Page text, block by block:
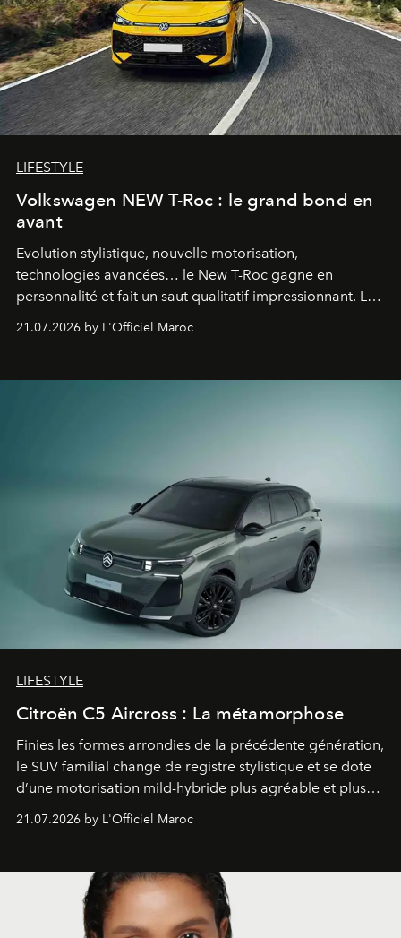
LIFESTYLE
Volkswagen NEW T-Roc : le grand bond en
avant
Evolution stylistique, nouvelle motorisation,
technologies avancées… le New T-Roc gagne en
personnalité et fait un saut qualitatif impressionnant. Le
constructeur allemand a revu en profondeur son SUV
fétiche pour le rendre plus premium. Et le pari semble
21.07.2026 by L'Officiel Maroc
LIFESTYLE
Citroën C5 Aircross : La métamorphose
Finies les formes arrondies de la précédente génération,
le SUV familial change de registre stylistique et se dote
d’une motorisation mild-hybride plus agréable et plus
économe. à n’en pas douter, le nouveau C5 Aircross a
gagné en maturité.
21.07.2026 by L'Officiel Maroc